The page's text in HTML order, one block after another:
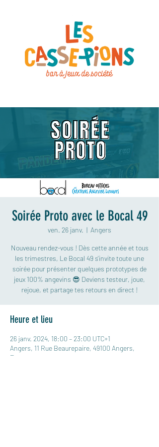
Soirée Proto avec le Bocal 49
ven. 26 janv.
  |
Angers
Nouveau rendez-vous ! Dès cette année et tous
les trimestres, Le Bocal 49 s'invite toute une
soirée pour présenter quelques prototypes de
jeux 100% angevins 😎 Deviens testeur, joue,
rejoue, et partage tes retours en direct !
Heure et lieu
26 janv. 2024, 18:00 – 23:00 UTC+1
Angers, 11 Rue Beaurepaire, 49100 Angers,
France